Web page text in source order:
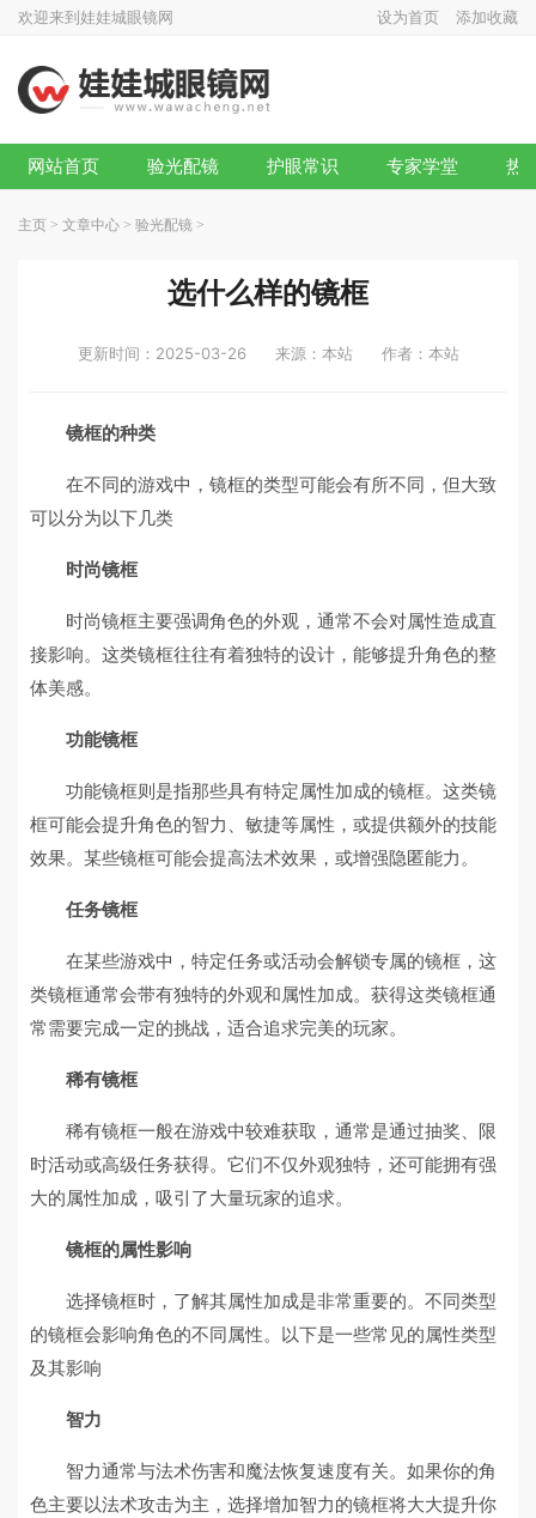
欢迎来到娃娃城眼镜网 设为首页 添加收藏
网站首页 验光配镜 护眼常识 专家学堂 热
主页 > 文章中心 > 验光配镜 >
选什么样的镜框
更新时间：2025-03-26 来源：本站 作者：本站
镜框的种类
在不同的游戏中，镜框的类型可能会有所不同，但大致
可以分为以下几类
时尚镜框
时尚镜框主要强调角色的外观，通常不会对属性造成直
接影响。这类镜框往往有着独特的设计，能够提升角色的整
体美感。
功能镜框
功能镜框则是指那些具有特定属性加成的镜框。这类镜
框可能会提升角色的智力、敏捷等属性，或提供额外的技能
效果。某些镜框可能会提高法术效果，或增强隐匿能力。
任务镜框
在某些游戏中，特定任务或活动会解锁专属的镜框，这
类镜框通常会带有独特的外观和属性加成。获得这类镜框通
常需要完成一定的挑战，适合追求完美的玩家。
稀有镜框
稀有镜框一般在游戏中较难获取，通常是通过抽奖、限
时活动或高级任务获得。它们不仅外观独特，还可能拥有强
大的属性加成，吸引了大量玩家的追求。
镜框的属性影响
选择镜框时，了解其属性加成是非常重要的。不同类型
的镜框会影响角色的不同属性。以下是一些常见的属性类型
及其影响
智力
智力通常与法术伤害和魔法恢复速度有关。如果你的角
色主要以法术攻击为主，选择增加智力的镜框将大大提升你